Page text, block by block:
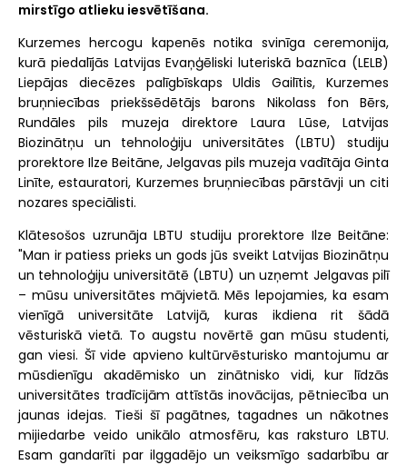
mirstīgo atlieku iesvētīšana.
Kurzemes hercogu kapenēs notika svinīga ceremonija,
kurā piedalījās Latvijas Evaņģēliski luteriskā baznīca (LELB)
Liepājas diecēzes palīgbīskaps Uldis Gailītis, Kurzemes
bruņniecības priekšsēdētājs barons Nikolass fon Bērs,
Rundāles pils muzeja direktore Laura Lūse, Latvijas
Biozinātņu un tehnoloģiju universitātes (LBTU) studiju
prorektore Ilze Beitāne, Jelgavas pils muzeja vadītāja Ginta
Linīte, estauratori, Kurzemes bruņniecības pārstāvji un citi
nozares speciālisti.
Klātesošos uzrunāja LBTU studiju prorektore Ilze Beitāne:
"Man ir patiess prieks un gods jūs sveikt Latvijas Biozinātņu
un tehnoloģiju universitātē (LBTU) un uzņemt Jelgavas pilī
– mūsu universitātes mājvietā. Mēs lepojamies, ka esam
vienīgā universitāte Latvijā, kuras ikdiena rit šādā
vēsturiskā vietā. To augstu novērtē gan mūsu studenti,
gan viesi. Šī vide apvieno kultūrvēsturisko mantojumu ar
mūsdienīgu akadēmisko un zinātnisko vidi, kur līdzās
universitātes tradīcijām attīstās inovācijas, pētniecība un
jaunas idejas. Tieši šī pagātnes, tagadnes un nākotnes
mijiedarbe veido unikālo atmosfēru, kas raksturo LBTU.
Esam gandarīti par ilggadējo un veiksmīgo sadarbību ar